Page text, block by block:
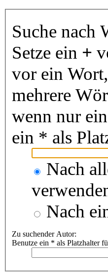
Suche nach
Setze ein +
vor ein
mehrere
wenn nur
ein * als
Nach
Nach
Zu suchender Autor:
Benutze ein * als Platzhalter